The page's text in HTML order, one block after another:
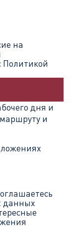
на
Политикой
дня и
и
данных